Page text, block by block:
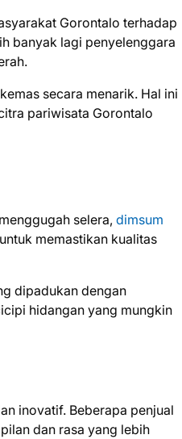
Gorontalo terhadap
banyak lagi penyelenggara
secara menarik. Hal ini
pariwisata Gorontalo
selera, dimsum
memastikan kualitas
dipadukan dengan
hidangan yang mungkin
inovatif. Beberapa penjual
dan rasa yang lebih